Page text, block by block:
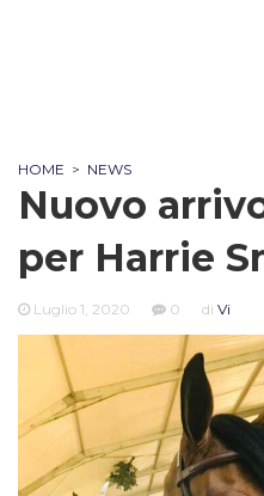
HOME > NEWS
Nuovo
per Harrie
Luglio 1, 2020 0 di Vi